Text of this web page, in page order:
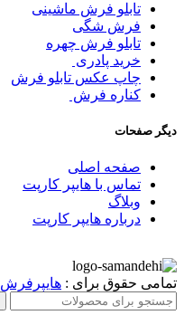
تابلو فرش ماشینی
فرش شگی
تابلو فرش چهره
خرید پادری
چاپ عکس تابلو فرش
کناره فرش
دیگر صفحات
صفحه اصلی
تماس با هایپر کارپت
وبلاگ
درباره هایپر کارپت
تمامی حقوق برای : هایپرفرش